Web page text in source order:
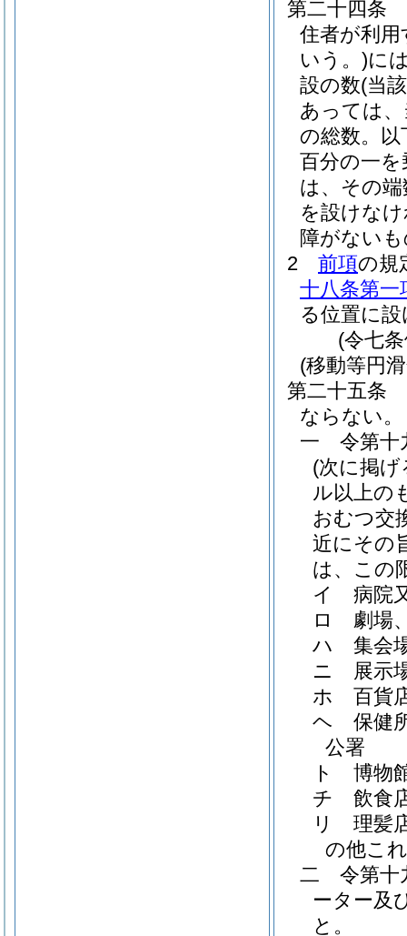
第二十四条
住者が利
いう。)に
設の数(当
あっては
の総数。以
百分の一
は、その
を設けな
障がない
2
前項の規
十八条第一
る位置に
(令七
(移動等円
第二十五条
ならない。
一
令第十
(次に掲げ
ル以上の
おむつ交
近にその
は、この
イ
病院
ロ
劇場
ハ
集会
ニ
展示
ホ
百貨
ヘ
保健
公署
ト
博物
チ
飲食
リ
理髪
の他こ
二
令第十
ーター及
と。